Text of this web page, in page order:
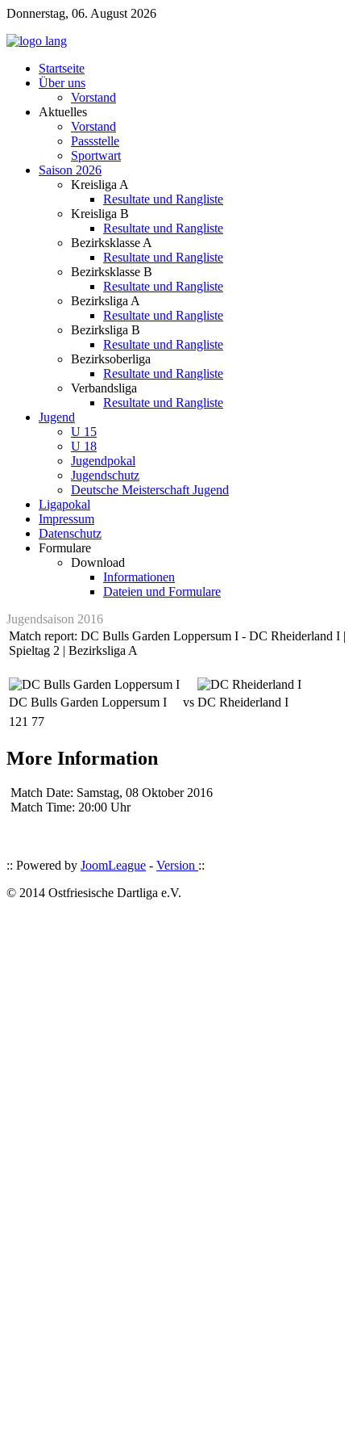
Donnerstag, 06. August 2026
Startseite
Über uns
Vorstand
Aktuelles
Vorstand
Passstelle
Sportwart
Saison 2026
Kreisliga A
Resultate und Rangliste
Kreisliga B
Resultate und Rangliste
Bezirksklasse A
Resultate und Rangliste
Bezirksklasse B
Resultate und Rangliste
Bezirksliga A
Resultate und Rangliste
Bezirksliga B
Resultate und Rangliste
Bezirksoberliga
Resultate und Rangliste
Verbandsliga
Resultate und Rangliste
Jugend
U 15
U 18
Jugendpokal
Jugendschutz
Deutsche Meisterschaft Jugend
Ligapokal
Impressum
Datenschutz
Formulare
Download
Informationen
Dateien und Formulare
Jugendsaison 2016
Match report: DC Bulls Garden Loppersum I - DC Rheiderland I |
Spieltag 2 | Bezirksliga A
DC Bulls Garden Loppersum I vs DC Rheiderland I
121 77
More Information
Match Date: Samstag, 08 Oktober 2016
Match Time: 20:00 Uhr
:: Powered by JoomLeague - Version ::
© 2014 Ostfriesische Dartliga e.V.